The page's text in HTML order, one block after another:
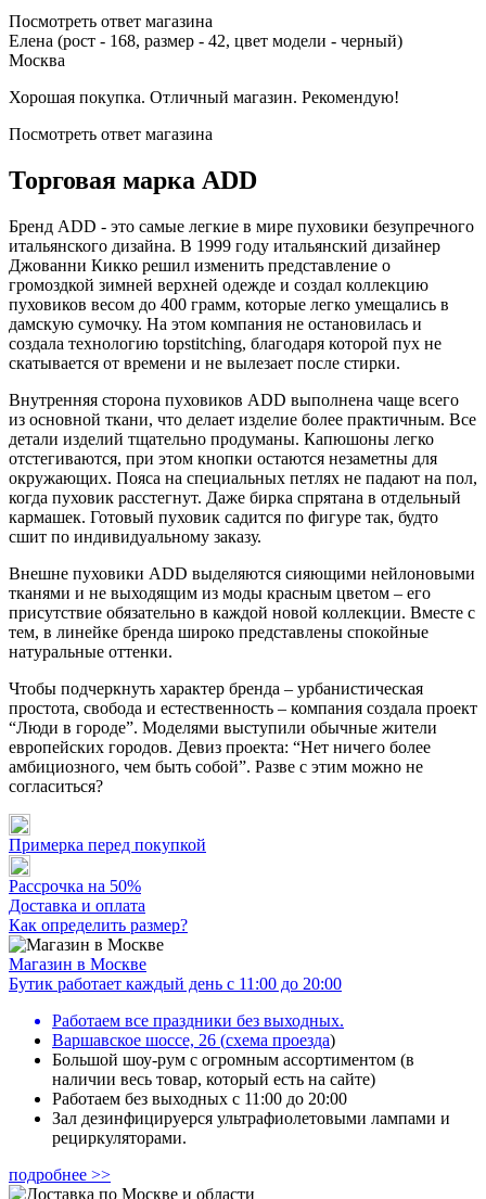
Посмотреть ответ магазина
Елена (рост - 168, размер - 42, цвет модели - черный)
Москва
Хорошая покупка. Отличный магазин. Рекомендую!
Посмотреть ответ магазина
Торговая марка ADD
Бренд ADD - это самые легкие в мире пуховики безупречного
итальянского дизайна. В 1999 году итальянский дизайнер
Джованни Кикко решил изменить представление о
громоздкой зимней верхней одежде и создал коллекцию
пуховиков весом до 400 грамм, которые легко умещались в
дамскую сумочку. На этом компания не остановилась и
создала технологию topstitching, благодаря которой пух не
скатывается от времени и не вылезает после стирки.
Внутренняя сторона пуховиков ADD выполнена чаще всего
из основной ткани, что делает изделие более практичным. Все
детали изделий тщательно продуманы. Капюшоны легко
отстегиваются, при этом кнопки остаются незаметны для
окружающих. Пояса на специальных петлях не падают на пол,
когда пуховик расстегнут. Даже бирка спрятана в отдельный
кармашек. Готовый пуховик садится по фигуре так, будто
сшит по индивидуальному заказу.
Внешне пуховики ADD выделяются сияющими нейлоновыми
тканями и не выходящим из моды красным цветом – его
присутствие обязательно в каждой новой коллекции. Вместе с
тем, в линейке бренда широко представлены спокойные
натуральные оттенки.
Чтобы подчеркнуть характер бренда – урбанистическая
простота, свобода и естественность – компания создала проект
“Люди в городе”. Моделями выступили обычные жители
европейских городов. Девиз проекта: “Нет ничего более
амбициозного, чем быть собой”. Разве с этим можно не
согласиться?
Примерка перед покупкой
Рассрочка на 50%
Доставка и оплата
Как определить размер?
Магазин в Москве
Бутик работает каждый день с 11:00 до 20:00
Работаем все праздники без выходных.
Варшавское шоссе, 26 (схема проезда)
Большой шоу-рум с огромным ассортиментом (в
наличии весь товар, который есть на сайте)
Работаем без выходных с 11:00 до 20:00
Зал дезинфицируерся ультрафиолетовыми лампами и
рециркуляторами.
подробнее >>